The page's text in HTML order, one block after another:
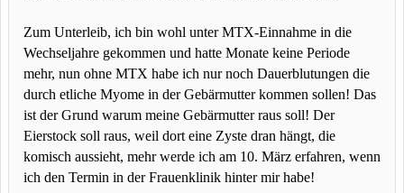
Zum Unterleib, ich bin wohl unter MTX-Einnahme in die
Wechseljahre gekommen und hatte Monate keine Periode
mehr, nun ohne MTX habe ich nur noch Dauerblutungen die
durch etliche Myome in der Gebärmutter kommen sollen! Das
ist der Grund warum meine Gebärmutter raus soll! Der
Eierstock soll raus, weil dort eine Zyste dran hängt, die
komisch aussieht, mehr werde ich am 10. März erfahren, wenn
ich den Termin in der Frauenklinik hinter mir habe!